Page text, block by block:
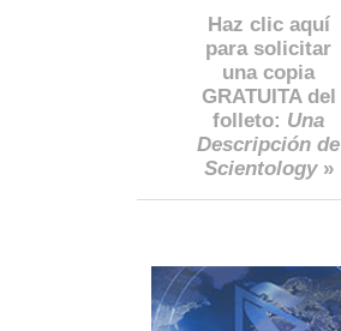
Haz clic aquí
para solicitar
una copia
GRATUITA del
folleto: Una
Descripción de
Scientology»